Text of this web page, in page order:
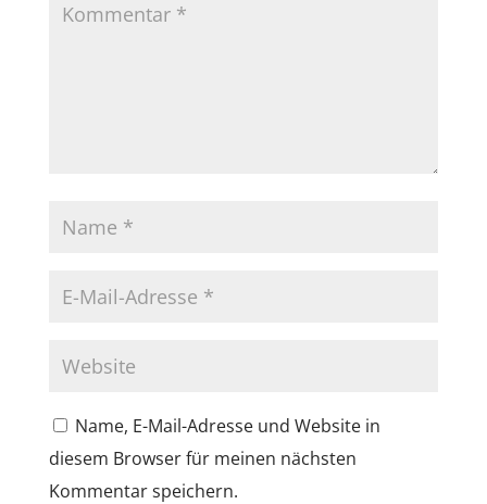
Name, E-Mail-Adresse und Website in
diesem Browser für meinen nächsten
Kommentar speichern.